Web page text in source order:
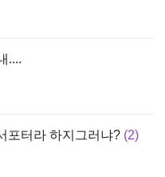
....
포터라 하지그러냐? 2